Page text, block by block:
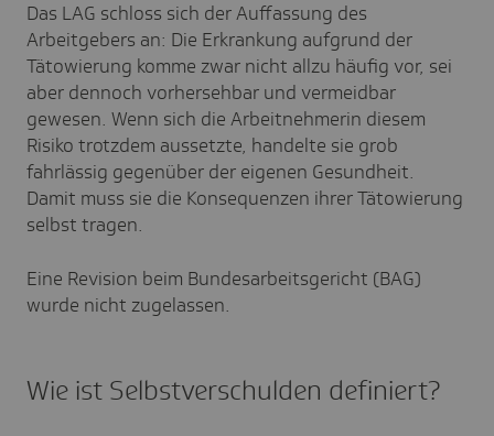
Das LAG schloss sich der Auffassung des
Arbeitgebers an: Die Erkrankung aufgrund der
Tätowierung komme zwar nicht allzu häufig vor, sei
aber dennoch vorhersehbar und vermeidbar
gewesen. Wenn sich die Arbeitnehmerin diesem
Risiko trotzdem aussetzte, handelte sie grob
fahrlässig gegenüber der eigenen Gesundheit.
Damit muss sie die Konsequenzen ihrer Tätowierung
selbst tragen.
Eine Revision beim Bundesarbeitsgericht (BAG)
wurde nicht zugelassen.
Wie ist Selbstverschulden definiert?